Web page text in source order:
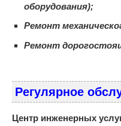
оборудования);
Ремонт
Ремонт
Регулярное
Центр инженерных